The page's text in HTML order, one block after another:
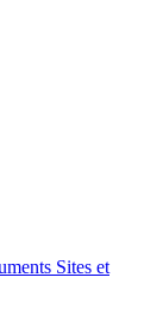
Sites et